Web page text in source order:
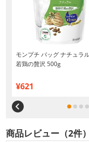
モンプチ バッグ ナチュラ
若鶏の贅沢 500g
¥621
商品レビュー（2件）